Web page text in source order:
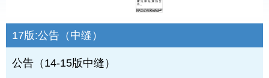
17版:公告（中缝）
公告（14-15版中缝）